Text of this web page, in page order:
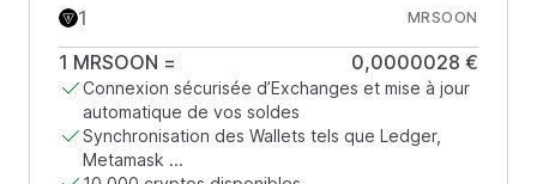
MRSOON
1 MRSOON = 0,0000028 €
Connexion sécurisée d’Exchanges et mise à jour
automatique de vos soldes
Synchronisation des Wallets tels que Ledger,
Metamask ...